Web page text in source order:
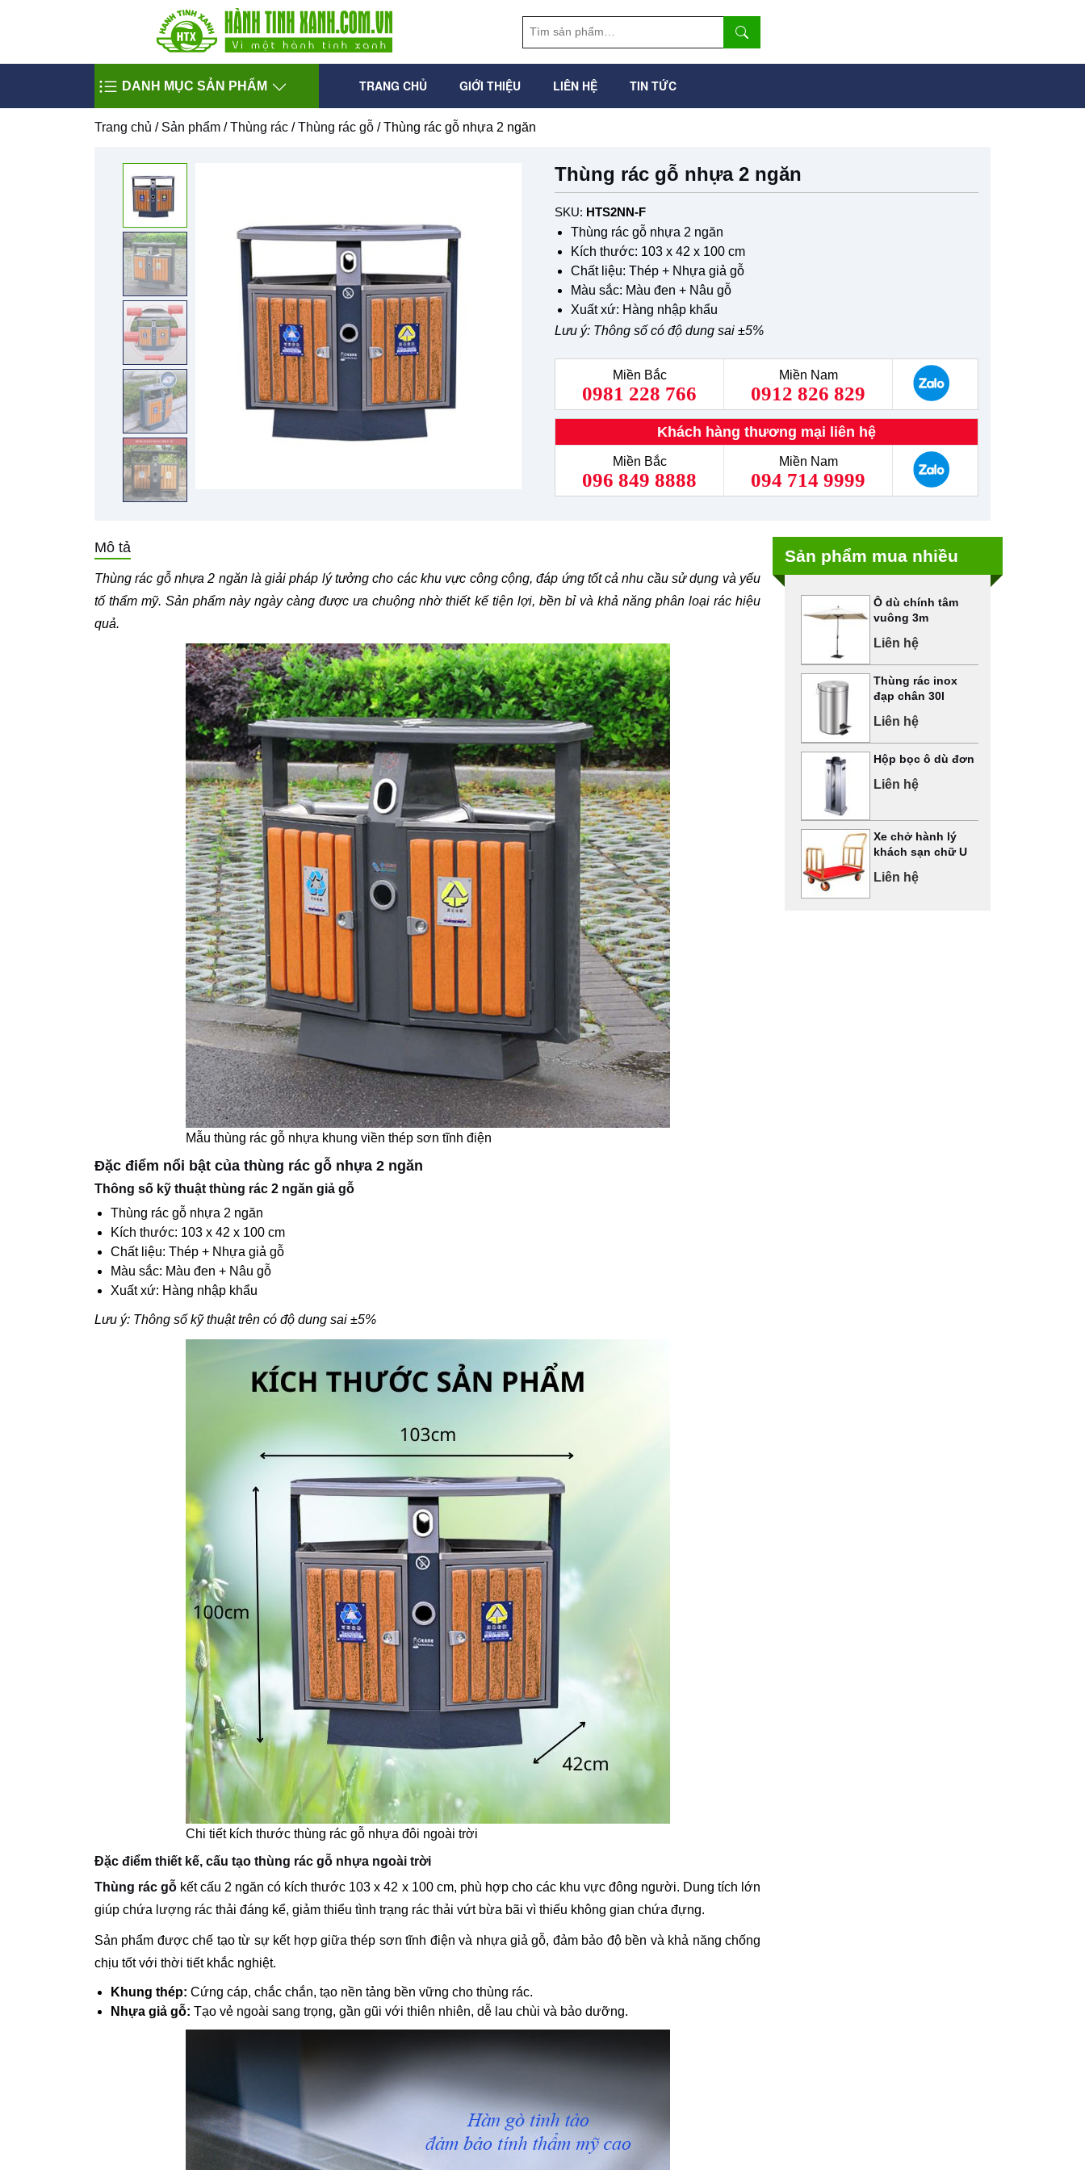
DANH MỤC SẢN PHẨM TRANG CHỦ GIỚI THIỆU LIÊN HỆ TIN TỨC
Trang chủ / Sản phẩm /Thùng rác /Thùng rác gỗ / Thùng rác gỗ nhựa 2 ngăn
Thùng rác gỗ nhựa 2 ngăn
SKU: HTS2NN-F
Thùng rác gỗ nhựa 2 ngăn
Kích thước: 103 x 42 x 100 cm
Chất liệu: Thép + Nhựa giả gỗ
Màu sắc: Màu đen + Nâu gỗ
Xuất xứ: Hàng nhập khẩu
Lưu ý: Thông số có độ dung sai ±5%
Miền Bắc
0981 228 766
Miền Nam
0912 826 829
Khách hàng thương mại liên hệ
Miền Bắc
096 849 8888
Miền Nam
094 714 9999
Mô tả
Thùng rác gỗ nhựa 2 ngăn là giải pháp lý tưởng cho các khu vực công cộng, đáp ứng tốt cả nhu cầu sử dụng và yếu
tố thẩm mỹ. Sản phẩm này ngày càng được ưa chuộng nhờ thiết kế tiện lợi, bền bỉ và khả năng phân loại rác hiệu
quả.
Mẫu thùng rác gỗ nhựa khung viền thép sơn tĩnh điện
Đặc điểm nổi bật của thùng rác gỗ nhựa 2 ngăn
Thông số kỹ thuật thùng rác 2 ngăn giả gỗ
Thùng rác gỗ nhựa 2 ngăn
Kích thước: 103 x 42 x 100 cm
Chất liệu: Thép + Nhựa giả gỗ
Màu sắc: Màu đen + Nâu gỗ
Xuất xứ: Hàng nhập khẩu
Lưu ý: Thông số kỹ thuật trên có độ dung sai ±5%
Chi tiết kích thước thùng rác gỗ nhựa đôi ngoài trời
Đặc điểm thiết kế, cấu tạo thùng rác gỗ nhựa ngoài trời
Thùng rác gỗ kết cấu 2 ngăn có kích thước 103 x 42 x 100 cm, phù hợp cho các khu vực đông người. Dung tích lớn
giúp chứa lượng rác thải đáng kể, giảm thiểu tình trạng rác thải vứt bừa bãi vì thiếu không gian chứa đựng.
Sản phẩm được chế tạo từ sự kết hợp giữa thép sơn tĩnh điện và nhựa giả gỗ, đảm bảo độ bền và khả năng chống
chịu tốt với thời tiết khắc nghiệt.
Khung thép: Cứng cáp, chắc chắn, tạo nền tảng bền vững cho thùng rác.
Nhựa giả gỗ: Tạo vẻ ngoài sang trọng, gần gũi với thiên nhiên, dễ lau chùi và bảo dưỡng.
Sản phẩm mua nhiều
Ô dù chính tâm
vuông 3m
Liên hệ
Thùng rác inox
đạp chân 30l
Liên hệ
Hộp bọc ô dù đơn
Liên hệ
Xe chở hành lý
khách sạn chữ U
Liên hệ